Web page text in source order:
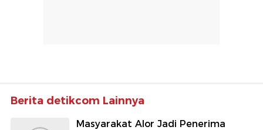
Berita detikcom Lainnya
Masyarakat Alor Jadi Penerima